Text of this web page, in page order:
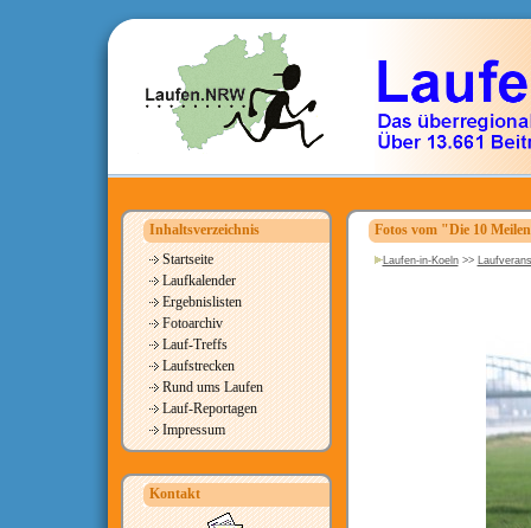
Inhaltsverzeichnis
Startseite
Laufkalender
Ergebnislisten
Fotoarchiv
Lauf-Treffs
Laufstrecken
Rund ums Laufen
Lauf-Reportagen
Impressum
Kontakt
Fotos vom "Die 10
Laufen-in-Koeln>>